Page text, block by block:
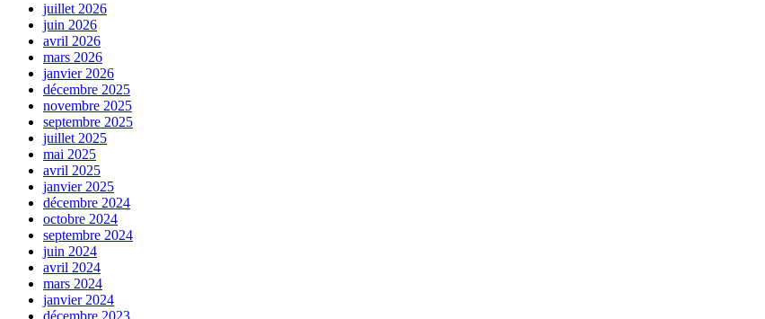
juillet 2026
juin 2026
avril 2026
mars 2026
janvier 2026
décembre 2025
novembre 2025
septembre 2025
juillet 2025
mai 2025
avril 2025
janvier 2025
décembre 2024
octobre 2024
septembre 2024
juin 2024
avril 2024
mars 2024
janvier 2024